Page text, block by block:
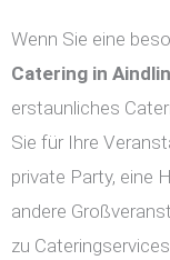
Wenn Sie eine
Catering in
erstaunliches
Sie für Ihre
private Party, eine
andere
zu